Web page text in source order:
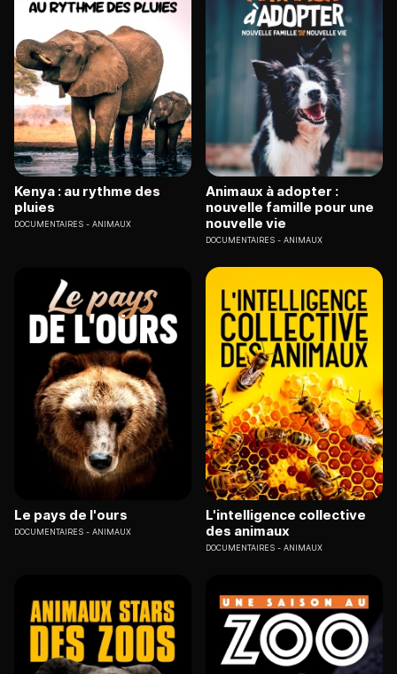
Kenya : au rythme des
pluies
DOCUMENTAIRES ANIMAUX
Animaux à adopter :
nouvelle famille pour une
nouvelle vie
DOCUMENTAIRES ANIMAUX
Le pays de l'ours
DOCUMENTAIRES ANIMAUX
L'intelligence collective
des animaux
DOCUMENTAIRES ANIMAUX